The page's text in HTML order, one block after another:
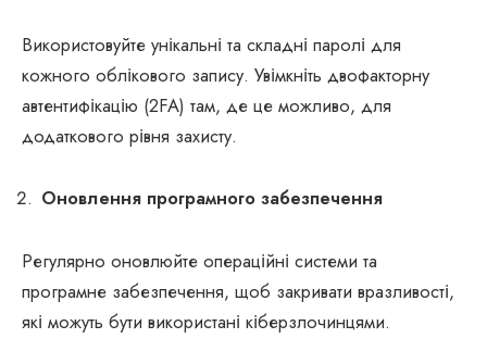
Використовуйте унікальні та складні паролі для
кожного облікового запису. Увімкніть двофакторну
автентифікацію (2FA) там, де це можливо, для
додаткового рівня захисту.
Оновлення програмного забезпечення
Регулярно оновлюйте операційні системи та
програмне забезпечення, щоб закривати вразливості,
які можуть бути використані кіберзлочинцями.